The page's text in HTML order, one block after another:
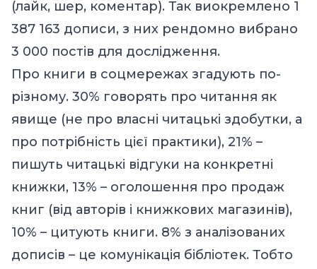
(лайк, шер, коментар). Так виокремлено 1
387 163 дописи, з них рендомно вибрано
3 000 постів для дослідження.
Про книги в соцмережах згадують по-
різному. 30% говорять про читання як
явище (не про власні читацькі здобутки, а
про потрібність цієї практики), 21% –
пишуть читацькі відгуки на конкретні
книжки, 13% – оголошення про продаж
книг (від авторів і книжкових магазинів),
10% – цитують книги. 8% з аналізованих
дописів – це комунікація бібліотек. Тобто